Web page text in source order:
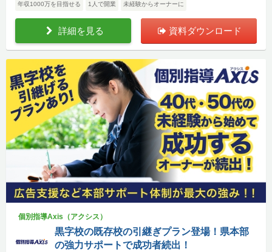
年収1000万を目指せる 1人で開業 未経験からオーナーに
詳細を見る 資料ダウンロード
個別指導Axis（アクシス）
黒字校の既存校の引継ぎプラン登場！県本部
の強力サポートで成功者続出！